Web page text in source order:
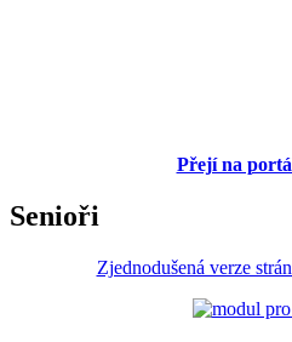
Přejí na
Senioři
Zjednodušená verze